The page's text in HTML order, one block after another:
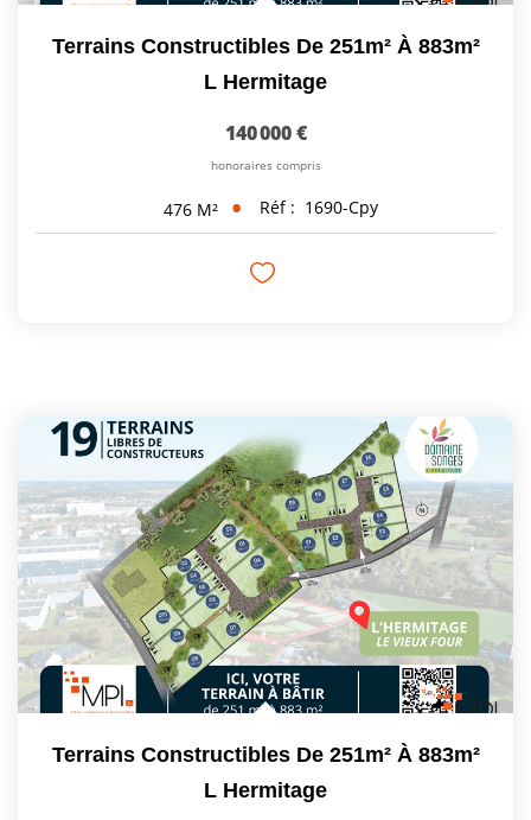
Terrains Constructibles De 251m² À 883m²
L Hermitage
140 000 €
honoraires compris
476 M² Réf : 1690-Cpy
Terrains Constructibles De 251m² À 883m²
L Hermitage